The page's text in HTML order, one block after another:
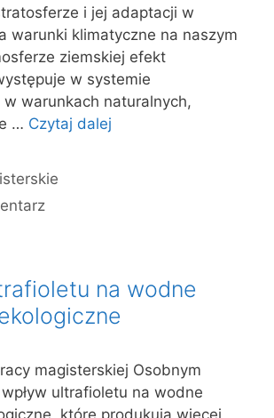
i jej adaptacji w
warunki klimatyczne na naszym
ziemskiej efekt
w systemie
warunkach naturalnych,
… Czytaj dalej
na wodne
magisterskiej Osobnym
ultrafioletu na wodne
które produkują więcej